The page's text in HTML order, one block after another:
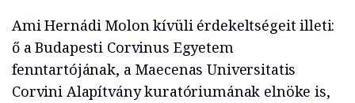
Ami Hernádi Molon kívüli érdekeltségeit illeti:
ő a Budapesti Corvinus Egyetem
fenntartójának, a Maecenas Universitatis
Corvini Alapítvány kuratóriumának elnöke is,